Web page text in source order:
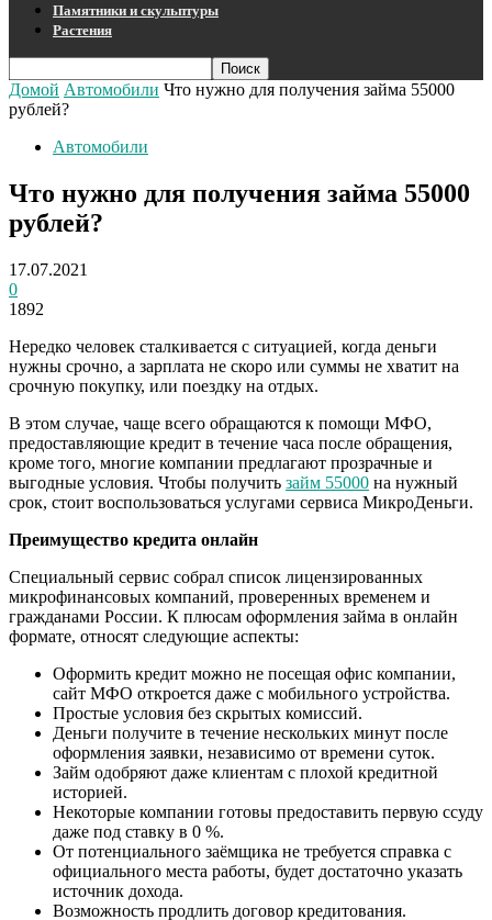
Памятники и скульптуры
Растения
Домой Автомобили Что нужно для получения займа 55000
рублей?
Автомобили
Что нужно для получения займа 55000
рублей?
17.07.2021
0
1892
Нередко человек сталкивается с ситуацией, когда деньги
нужны срочно, а зарплата не скоро или суммы не хватит на
срочную покупку, или поездку на отдых.
В этом случае, чаще всего обращаются к помощи МФО,
предоставляющие кредит в течение часа после обращения,
кроме того, многие компании предлагают прозрачные и
выгодные условия. Чтобы получить займ 55000 на нужный
срок, стоит воспользоваться услугами сервиса МикроДеньги.
Преимущество кредита онлайн
Специальный сервис собрал список лицензированных
микрофинансовых компаний, проверенных временем и
гражданами России. К плюсам оформления займа в онлайн
формате, относят следующие аспекты:
Оформить кредит можно не посещая офис компании,
сайт МФО откроется даже с мобильного устройства.
Простые условия без скрытых комиссий.
Деньги получите в течение нескольких минут после
оформления заявки, независимо от времени суток.
Займ одобряют даже клиентам с плохой кредитной
историей.
Некоторые компании готовы предоставить первую ссуду
даже под ставку в 0 %.
От потенциального заёмщика не требуется справка с
официального места работы, будет достаточно указать
источник дохода.
Возможность продлить договор кредитования.